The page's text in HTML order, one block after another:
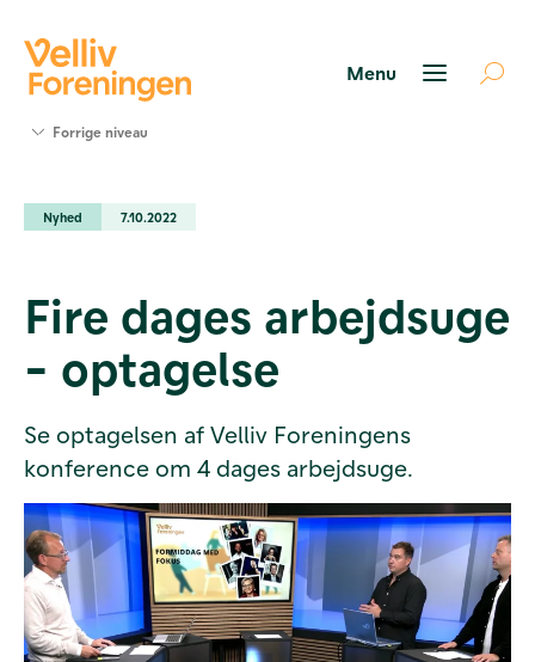
Værktøjer
Foreningen
Kontakt
Forrige niveau
Nyhed 7.10.2022
Fire dages arbejdsuge
- optagelse
Se optagelsen af Velliv Foreningens
konference om 4 dages arbejdsuge.